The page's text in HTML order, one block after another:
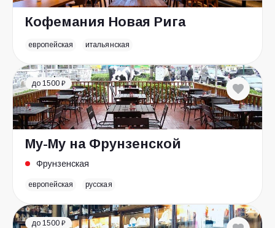
Кофемания Новая Рига
европейская итальянская
до 1500 ₽
Му-Му на Фрунзенской
Фрунзенская
европейская русская
до 1500 ₽